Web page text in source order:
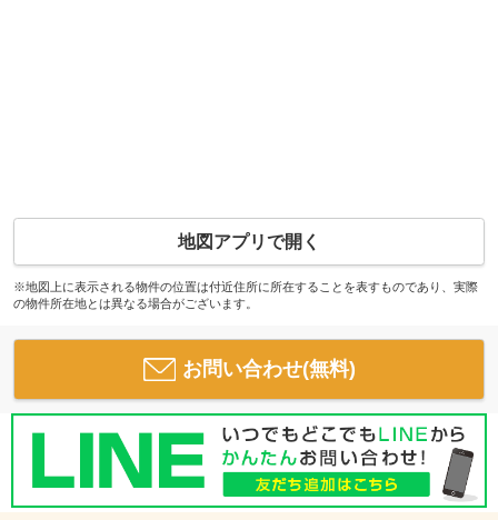
地図アプリで開く
※地図上に表示される物件の位置は付近住所に所在することを表すものであり、実際
の物件所在地とは異なる場合がございます。
お問い合わせ(無料)